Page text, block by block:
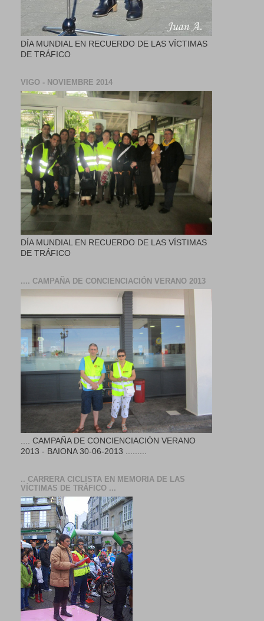
DÍA MUNDIAL EN RECUERDO DE LAS VÍCTIMAS
DE TRÁFICO
VIGO - NOVIEMBRE 2014
DÍA MUNDIAL EN RECUERDO DE LAS VÍSTIMAS
DE TRÁFICO
.... CAMPAÑA DE CONCIENCIACIÓN VERANO 2013
.... CAMPAÑA DE CONCIENCIACIÓN VERANO
2013 - BAIONA 30-06-2013 .........
.. CARRERA CICLISTA EN MEMORIA DE LAS
VÍCTIMAS DE TRÁFICO ...